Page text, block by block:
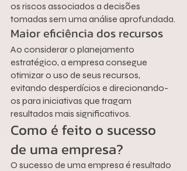
os riscos associados a decisões
tomadas sem uma análise aprofundada.
Maior eficiência dos recursos
Ao considerar o planejamento
estratégico, a empresa consegue
otimizar o uso de seus recursos,
evitando desperdícios e direcionando-
os para iniciativas que tragam
resultados mais significativos.
Como é feito o sucesso
de uma empresa?
O sucesso de uma empresa é resultado